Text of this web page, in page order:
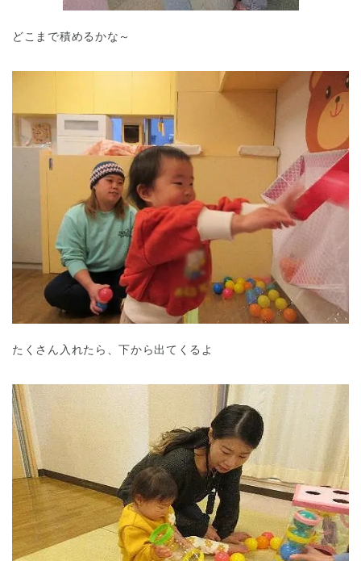
神奈川県 神奈川県 全域
千葉県
埼玉県 埼玉県 全域
兵庫県 兵庫県 全域
どこまで積めるかな～
たくさん入れたら、下から出てくるよ